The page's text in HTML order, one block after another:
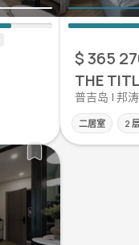
$ 365
THE
普吉岛 | 邦
二居室 2